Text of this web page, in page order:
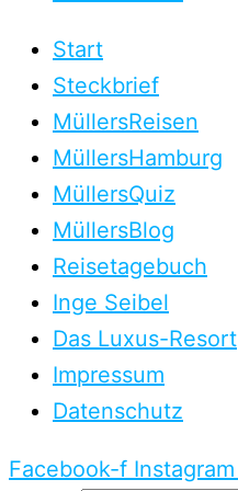
Start
Steckbrief
MüllersReisen
MüllersHamburg
MüllersQuiz
MüllersBlog
Reisetagebuch
Inge Seibel
Das Luxus-Resort
Impressum
Datenschutz
Facebook-f Instagram